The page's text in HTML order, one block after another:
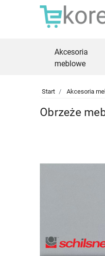
Akcesoria
meblowe
Start Akcesoria
Obrzeże